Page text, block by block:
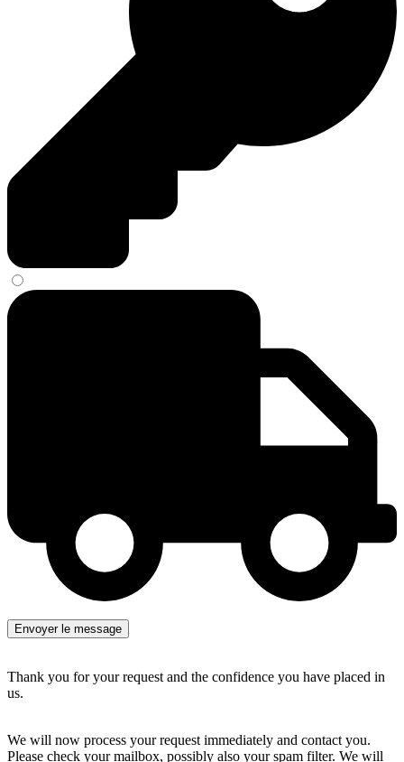
Thank you for your request and the confidence you have placed in
us.
We will now process your request immediately and contact you.
Please check your mailbox, possibly also your spam filter. We will